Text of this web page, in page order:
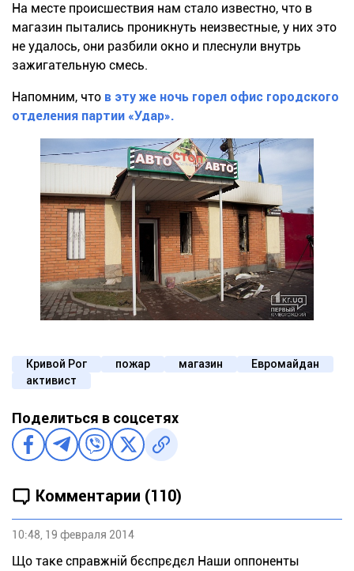
На месте происшествия нам стало известно, что в
магазин пытались проникнуть неизвестные, у них это
не удалось, они разбили окно и плеснули внутрь
зажигательную смесь.
Напомним, что в эту же ночь горел офис городского
отделения партии «Удар».
Кривой Рог пожар магазин
Евромайдан
активист
Поделиться в соцсетях
Комментарии (110)
10:48, 19 февраля 2014
Що таке справжній бєспрєдєл Наши оппоненты